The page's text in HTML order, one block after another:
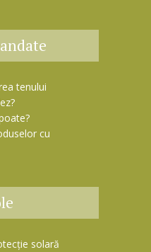
tenului
cu
solară